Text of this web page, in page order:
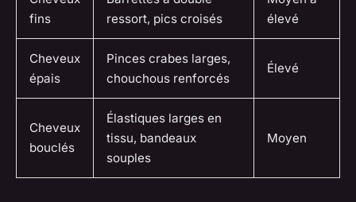
fins
ressort, pics croisés
élevé
Cheveux
épais
Pinces crabes larges,
chouchous renforcés
Élevé
Cheveux
bouclés
Élastiques larges en
tissu, bandeaux
souples
Moyen